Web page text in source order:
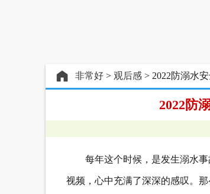
非常好 > 观后感 > 2022防溺水
2022防
每年这个时候，是发生溺水
视频，心中充满了深深的感叹。